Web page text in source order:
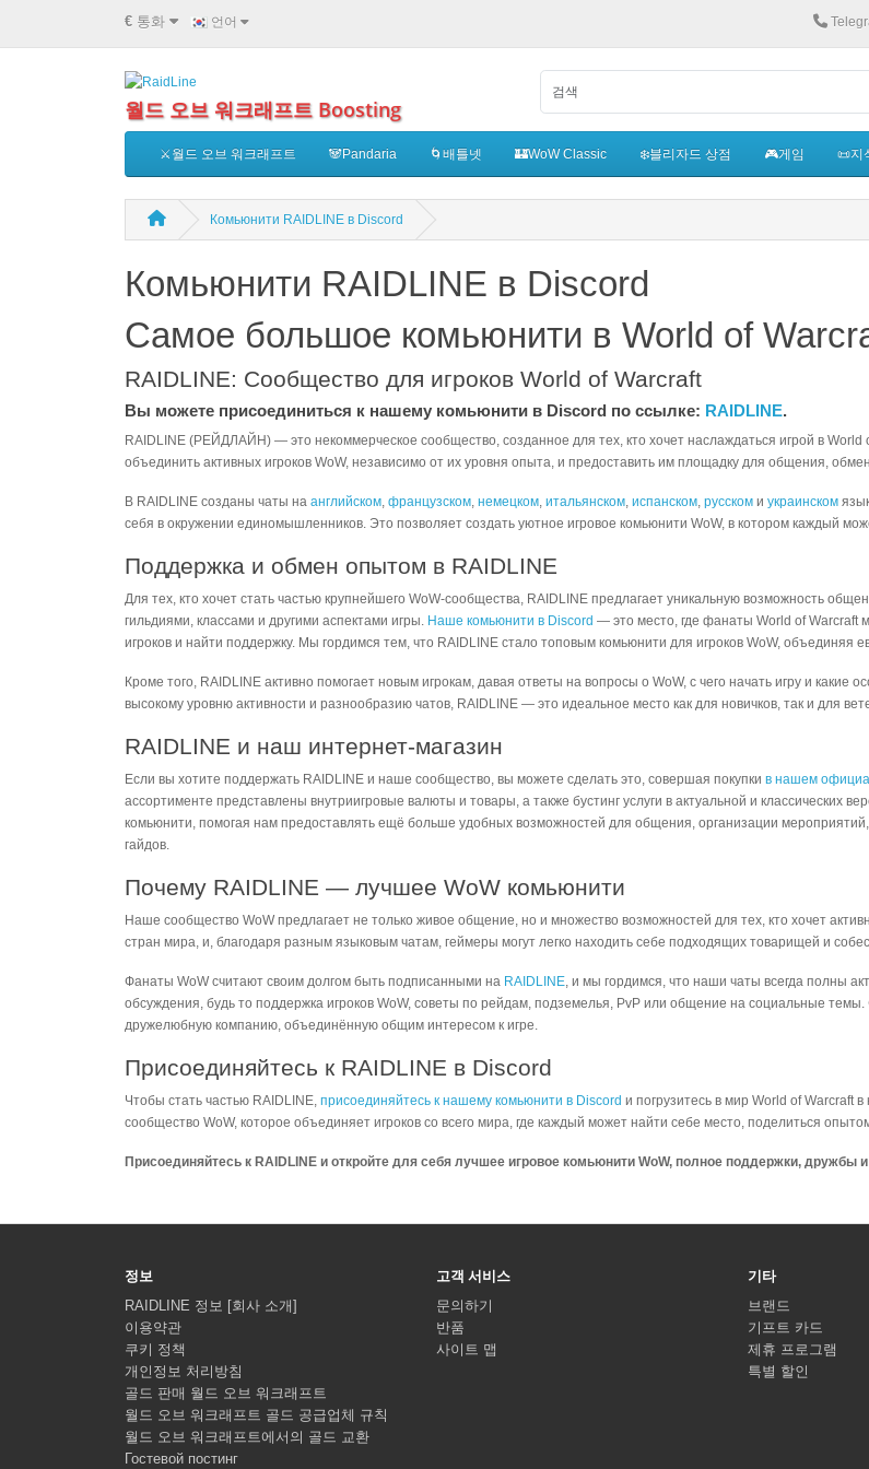
€ 통화 언어
월드 오브 워크래프트 Boosting
⚔️월드 오브 워크래프트 🐼Pandaria 🌀배틀넷 🏰WoW Classic ❄️블리자드 상점 🎮게임 📜지
Комьюнити RAIDLINE в Discord
Комьюнити RAIDLINE в Discord
Самое большое комьюнити в World of
RAIDLINE: Сообщество для игроков World of Warcraft
Вы можете присоединиться к нашему комьюнити в Discord по ссылке: RAIDLINE.
RAIDLINE (РЕЙДЛАЙН) — это некоммерческое сообщество, созданное для тех, кто хочет наслаждаться игрой в
объединить активных игроков WoW, независимо от их уровня опыта, и предоставить им площадку для общения,
В RAIDLINE созданы чаты на английском, французском, немецком, итальянском, испанском, русском и украинском
себя в окружении единомышленников. Это позволяет создать уютное игровое комьюнити WoW, в котором каждый
Поддержка и обмен опытом в RAIDLINE
Для тех, кто хочет стать частью крупнейшего WoW-сообщества, RAIDLINE предлагает уникальную возможность
гильдиями, классами и другими аспектами игры. Наше комьюнити в Discord — это место, где фанаты World of Warcraft
игроков и найти поддержку. Мы гордимся тем, что RAIDLINE стало топовым комьюнити для игроков WoW, объединяя
Кроме того, RAIDLINE активно помогает новым игрокам, давая ответы на вопросы о WoW, с чего начать игру и какие
высокому уровню активности и разнообразию чатов, RAIDLINE — это идеальное место как для новичков, так и для
RAIDLINE и наш интернет-магазин
Если вы хотите поддержать RAIDLINE и наше сообщество, вы можете сделать это, совершая покупки в нашем
ассортименте представлены внутриигровые валюты и товары, а также бустинг услуги в актуальной и классических
комьюнити, помогая нам предоставлять ещё больше удобных возможностей для общения, организации
гайдов.
Почему RAIDLINE — лучшее WoW комьюнити
Наше сообщество WoW предлагает не только живое общение, но и множество возможностей для тех, кто хочет
стран мира, и, благодаря разным языковым чатам, геймеры могут легко находить себе подходящих товарищей и
Фанаты WoW считают своим долгом быть подписанными на RAIDLINE, и мы гордимся, что наши чаты всегда полны
обсуждения, будь то поддержка игроков WoW, советы по рейдам, подземелья, PvP или общение на социальные
дружелюбную компанию, объединённую общим интересом к игре.
Присоединяйтесь к RAIDLINE в Discord
Чтобы стать частью RAIDLINE, присоединяйтесь к нашему комьюнити в Discord и погрузитесь в мир World of Warcraft
сообщество WoW, которое объединяет игроков со всего мира, где каждый может найти себе место, поделиться
Присоединяйтесь к RAIDLINE и откройте для себя лучшее игровое комьюнити WoW, полное поддержки,
정보
RAIDLINE 정보 [회사 소개]
이용약관
쿠키 정책
개인정보 처리방침
골드 판매 월드 오브 워크래프트
월드 오브 워크래프트 골드 공급업체 규칙
월드 오브 워크래프트에서의 골드 교환
Гостевой постинг
고객 서비스
문의하기
반품
사이트 맵
기타
브랜드
기프트 카드
제휴 프로그램
특별 할인